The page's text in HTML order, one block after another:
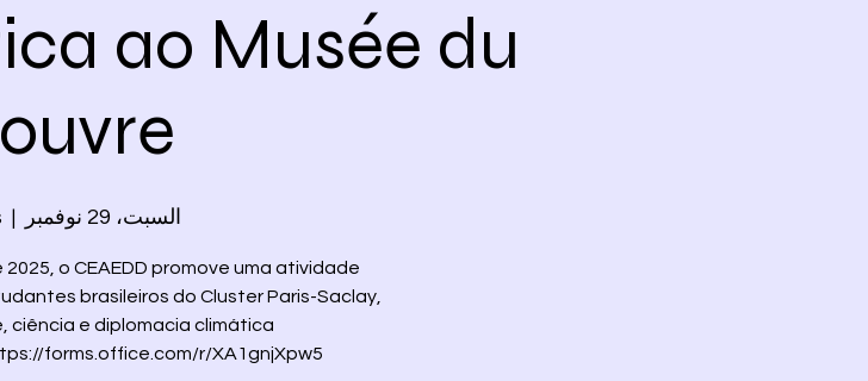
ao Musée du
السبت، 29 نوفمبر
  |
o CEAEDD promove uma atividade
brasileiros do Cluster Paris-Saclay,
forms.office.com/r/XA1gnjXpw5